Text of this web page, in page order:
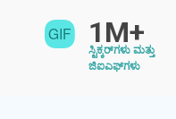
1M+
ಸ್ಟಿಕ್ಕರ್‌ಗಳು ಮತ್ತು
ಜಿಐಎಫ್‌ಗಳು